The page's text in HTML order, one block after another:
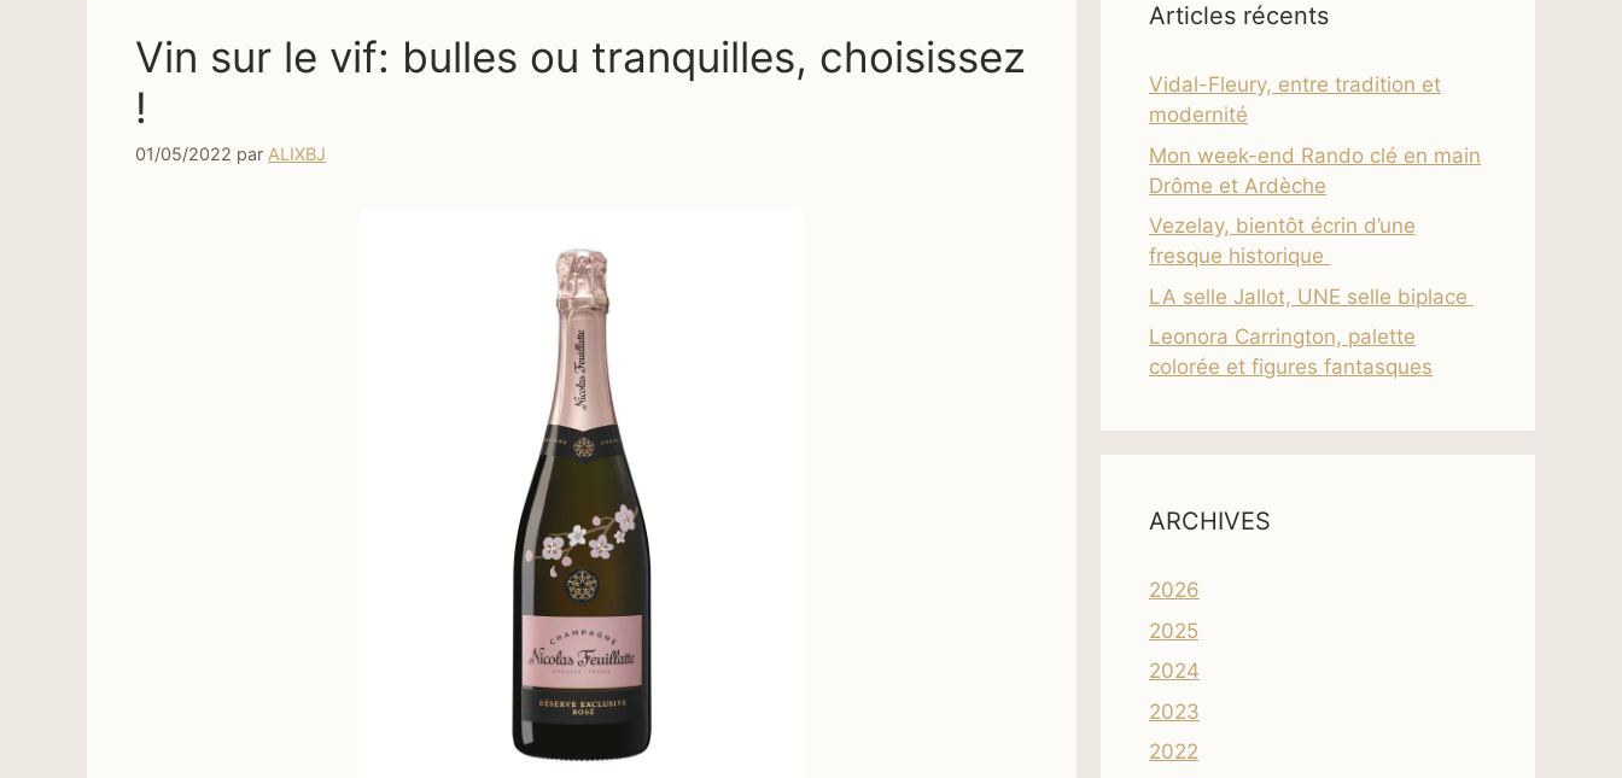
Vin sur le vif: bulles ou tranquilles, choisissez
!
01/05/2022 par ALIXBJ
Articles récents
Vidal-Fleury, entre tradition et
modernité
Mon week-end Rando clé en main
Drôme et Ardèche
Vezelay, bientôt écrin d’une
fresque historique
LA selle Jallot, UNE selle biplace
Leonora Carrington, palette
colorée et figures fantasques
ARCHIVES
2026
2025
2024
2023
2022